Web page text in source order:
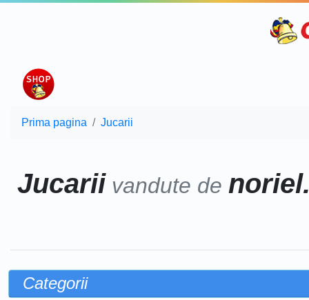
Prima pagina Jucarii
Jucarii vandute de
Categorii